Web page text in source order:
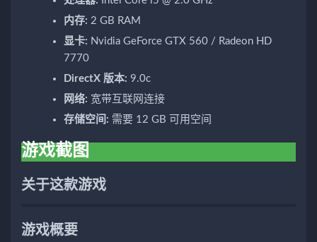
内存: 2 GB RAM
显卡: Nvidia GeForce GTX 560 / Radeon HD
7770
DirectX 版本: 9.0c
网络: 宽带互联网连接
存储空间: 需要 12 GB 可用空间
游戏截图
关于这款游戏
游戏概要